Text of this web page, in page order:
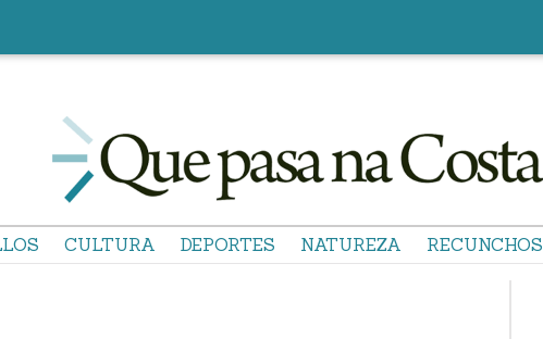
CULTURA DEPORTES NATUREZA RECUNCHOS